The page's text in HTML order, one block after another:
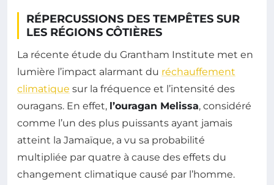
RÉPERCUSSIONS DES TEMPÊTES SUR
LES RÉGIONS CÔTIÈRES
La récente étude du Grantham Institute met en
lumière l’impact alarmant du réchauffement
climatique sur la fréquence et l’intensité des
ouragans. En effet, l’ouragan Melissa, considéré
comme l’un des plus puissants ayant jamais
atteint la Jamaïque, a vu sa probabilité
multipliée par quatre à cause des effets du
changement climatique causé par l’homme.